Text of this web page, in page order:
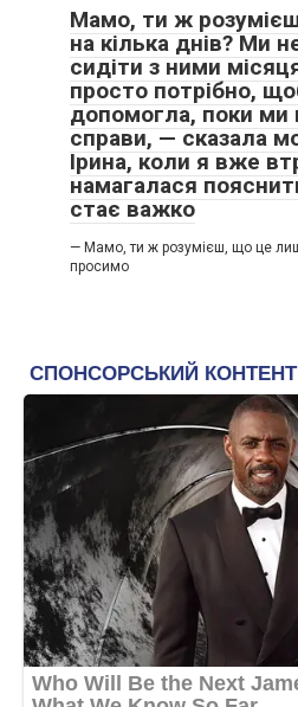
Мамо, ти ж
на кілька днів? Ми
сидіти з ними
просто потрібно,
допомогла, поки ми
справи, — сказала
Ірина, коли я вже
намагалася
стає важко
— Мамо, ти ж розумієш, що це
просимо